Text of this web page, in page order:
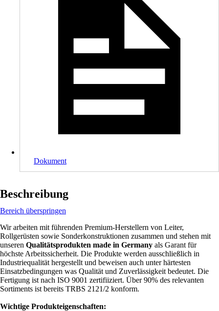
Dokument
Beschreibung
Bereich überspringen
Wir arbeiten mit führenden Premium-Herstellern von Leiter,
Rollgerüsten sowie Sonderkonstruktionen zusammen und stehen mit
unseren Qualitätsprodukten made in Germany als Garant für
höchste Arbeitssicherheit. Die Produkte werden ausschließlich in
Industriequalität hergestellt und beweisen auch unter härtesten
Einsatzbedingungen was Qualität und Zuverlässigkeit bedeutet. Die
Fertigung ist nach ISO 9001 zertifiiziert. Über 90% des relevanten
Sortiments ist bereits TRBS 2121/2 konform.
Wichtige Produkteigenschaften: